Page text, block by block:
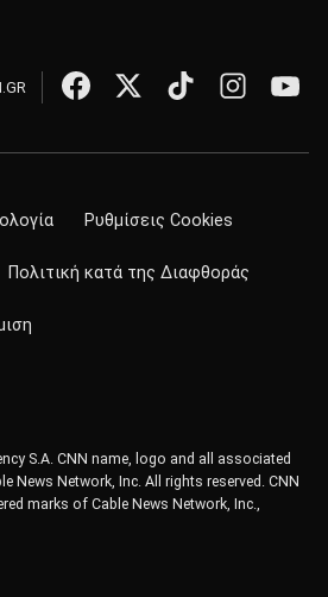
Ρυθμίσεις Cookies
Πολιτική κατά της Διαφθοράς
S.A. CNN name, logo and all associated
News Network, Inc. All rights reserved. CNN
marks of Cable News Network, Inc.,